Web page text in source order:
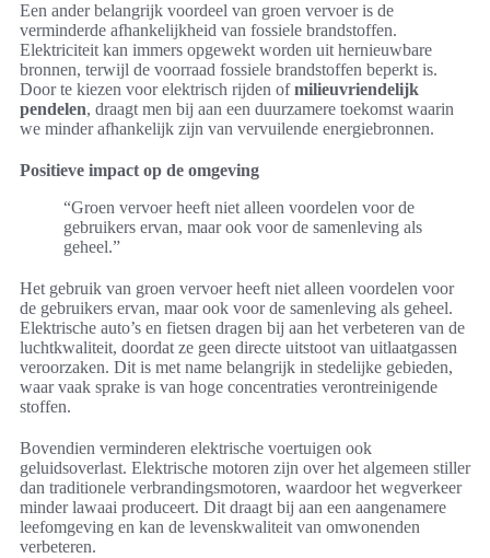
Een ander belangrijk voordeel van groen vervoer is de
verminderde afhankelijkheid van fossiele brandstoffen.
Elektriciteit kan immers opgewekt worden uit hernieuwbare
bronnen, terwijl de voorraad fossiele brandstoffen beperkt is.
Door te kiezen voor elektrisch rijden ofmilieuvriendelijk
pendelen, draagt men bij aan een duurzamere toekomst waarin
we minder afhankelijk zijn van vervuilende energiebronnen.
Positieve impact op de omgeving
“Groen vervoer heeft niet alleen voordelen voor de
gebruikers ervan, maar ook voor de samenleving als
geheel.”
Het gebruik van groen vervoer heeft niet alleen voordelen voor
de gebruikers ervan, maar ook voor de samenleving als geheel.
Elektrische auto’s en fietsen dragen bij aan het verbeteren van de
luchtkwaliteit, doordat ze geen directe uitstoot van uitlaatgassen
veroorzaken. Dit is met name belangrijk in stedelijke gebieden,
waar vaak sprake is van hoge concentraties verontreinigende
stoffen.
Bovendien verminderen elektrische voertuigen ook
geluidsoverlast. Elektrische motoren zijn over het algemeen stiller
dan traditionele verbrandingsmotoren, waardoor het wegverkeer
minder lawaai produceert. Dit draagt bij aan een aangenamere
leefomgeving en kan de levenskwaliteit van omwonenden
verbeteren.